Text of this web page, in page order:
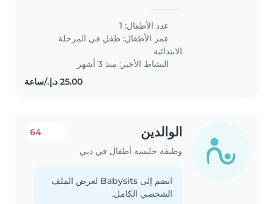
عدد الأطفال: 1
عمر الأطفال: طفل في المرحلة
الابتدائية
النشاط الأخير: منذ 3 أشهر
الوالدين
وظيفة جليسة أطفال في دبي
64
انضم إلى Babysits لعرض الملف
الشخصي الكامل.